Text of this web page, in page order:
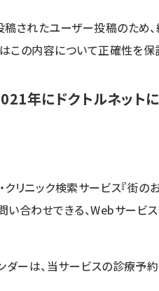
されたユーザー投稿のため
この内容について正確性を保
年にドクトルネット
ニック検索サービス『街の
い合わせできる、Webサー
ーは、当サービスの診療予約